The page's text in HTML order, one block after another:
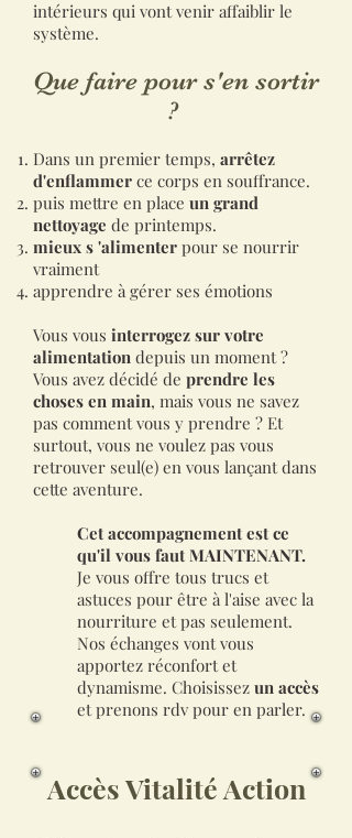
intérieurs qui vont venir affaiblir le
système.
Que faire pour s'en sortir
?
Dans un premier temps, arrêtez
d'enflammer ce corps en souffrance.
puis mettre en place un grand
nettoyage de printemps.
mieux s 'alimenter pour se nourrir
vraiment
apprendre à gérer ses émotions
Vous vous interrogez sur votre
alimentation depuis un moment ?
Vous avez décidé de prendre les
choses en main, mais vous ne savez
pas comment vous y prendre ? Et
surtout, vous ne voulez pas vous
retrouver seul(e) en vous lançant dans
cette aventure.
Cet accompagnement est ce
qu'il vous faut MAINTENANT.
Je vous offre tous trucs et
astuces pour être à l'aise avec la
nourriture et pas seulement.
Nos échanges vont vous
apportez réconfort et
dynamisme. Choisissez un accès
et prenons rdv pour en parler.
Accès Vitalité Action